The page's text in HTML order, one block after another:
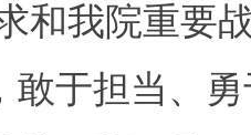
和我院重要
敢于担当、